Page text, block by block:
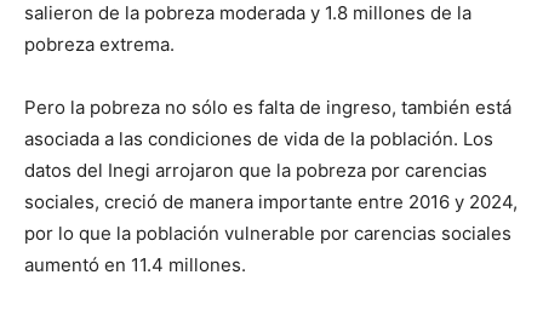
salieron de la pobreza moderada y 1.8 millones de la
pobreza extrema.
Pero la pobreza no sólo es falta de ingreso, también está
asociada a las condiciones de vida de la población. Los
datos del Inegi arrojaron que la pobreza por carencias
sociales, creció de manera importante entre 2016 y 2024,
por lo que la población vulnerable por carencias sociales
aumentó en 11.4 millones.